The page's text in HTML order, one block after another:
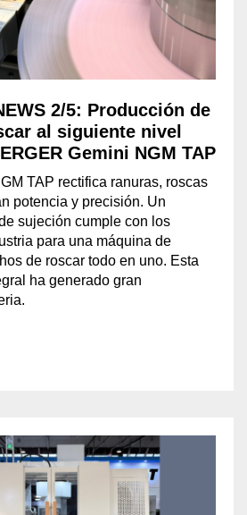
2/5: Producción de
al siguiente nivel
Gemini NGM TAP
TAP rectifica ranuras, roscas
potencia y precisión. Un
sujeción cumple con los
para una máquina de
de roscar todo en uno. Esta
ha generado gran